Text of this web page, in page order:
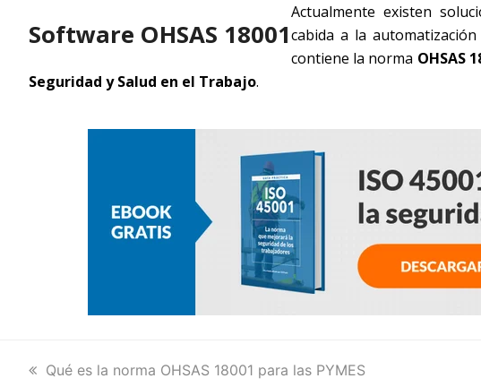
Software OHSAS 18001
Actualmente existen
cabida a la
contiene la norma OHSAS
Seguridad y Salud en el Trabajo.
previous
Qué es la norma OHSAS 18001 para las PYMES